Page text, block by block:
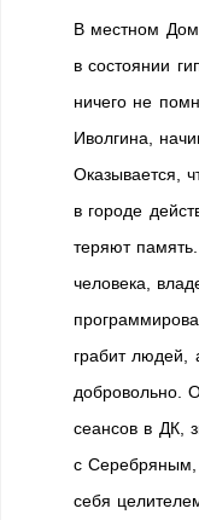
В местном
в состоянии
ничего не
Иволгина,
Оказывается,
в городе
теряют
человека,
грабит людей,
добровольно.
сеансов в ДК,
с
себя